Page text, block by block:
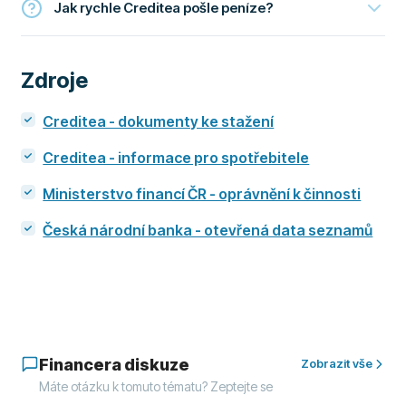
Jak rychle Creditea pošle peníze?
Zdroje
Creditea - dokumenty ke stažení
Creditea - informace pro spotřebitele
Ministerstvo financí ČR - oprávnění k činnosti
Česká národní banka - otevřená data seznamů
Financera diskuze
Máte otázku k tomuto tématu? Zeptejte se
Zobrazit vše